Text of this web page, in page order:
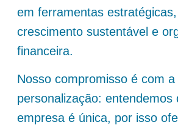
em ferramentas
crescimento sustentável e
financeira.
Nosso compromisso é com a
personalização: entendemos
empresa é única, por isso